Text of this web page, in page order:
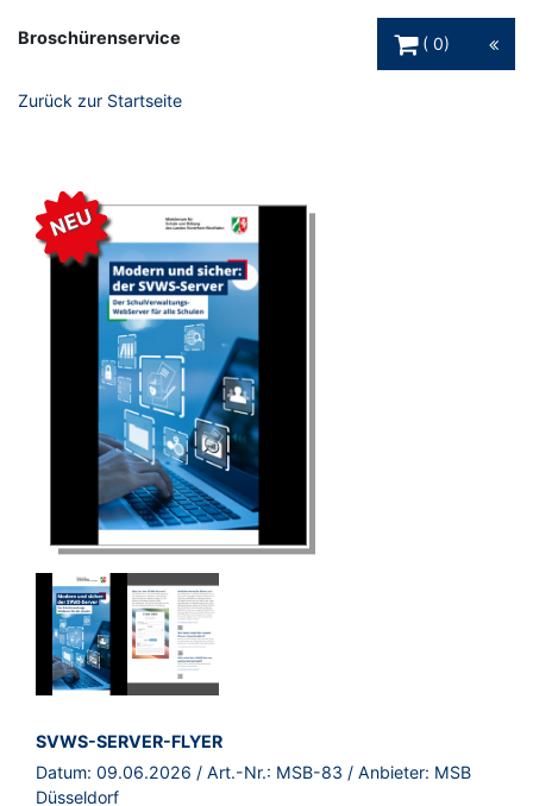
Broschürenservice
0
Zurück zur Startseite
NEU
NEU
BROSCHÜRE:
SVWS-SERVER-FLYER
Datum: 09.06.2026 / Art.-Nr.: MSB-83 / Anbieter: MSB
Düsseldorf